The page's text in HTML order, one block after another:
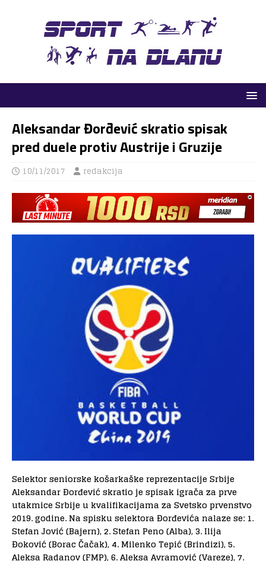
Aleksandar Đorđević skratio spisak
pred duele protiv Austrije i Gruzije
10/11/2017 redakcija
Selektor seniorske košarkaške reprezentacije Srbije
Aleksandar Đorđević skratio je spisak igrača za prve
utakmice Srbije u kvalifikacijama za Svetsko prvenstvo
2019. godine. Na spisku selektora Đorđevića nalaze se: 1.
Stefan Jović (Bajern), 2. Stefan Peno (Alba), 3. Ilija
Đoković (Borac Čačak), 4. Milenko Tepić (Brindizi), 5.
Aleksa Radanov (FMP), 6. Aleksa Avramović (Vareze), 7.